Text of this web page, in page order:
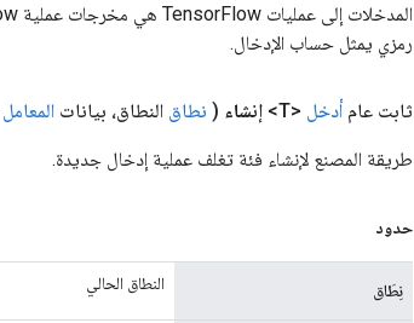
رمزي يمثل حساب الإدخال.
ثابت عامأدخل <T> إنشاء ( نطاق النطاق، بيانات المعامل
طريقة المصنع لإنشاء فئة تغلف عملية إدخال جديدة.
حدود
نِطَاق النطاق الحالي